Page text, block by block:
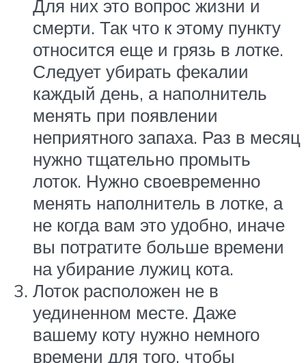
Для них это вопрос жизни и
смерти. Так что к этому пункту
относится еще и грязь в лотке.
Следует убирать фекалии
каждый день, а наполнитель
менять при появлении
неприятного запаха. Раз в месяц
нужно тщательно промыть
лоток. Нужно своевременно
менять наполнитель в лотке, а
не когда вам это удобно, иначе
вы потратите больше времени
на убирание лужиц кота.
Лоток расположен не в
уединенном месте. Даже
вашему коту нужно немного
времени для того, чтобы